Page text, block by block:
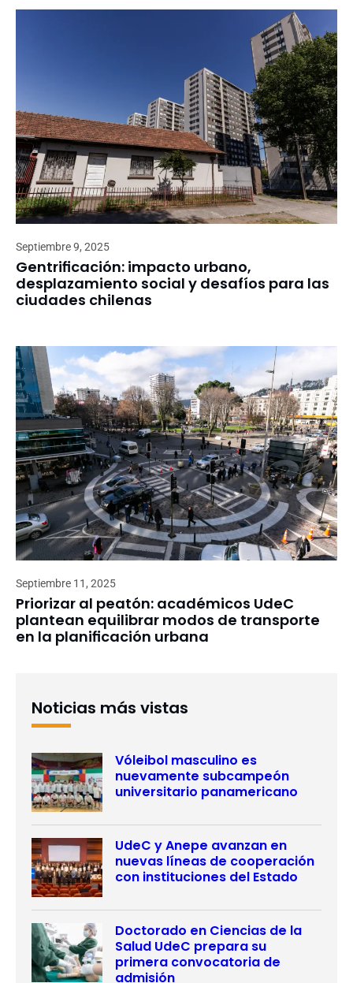
Septiembre 9, 2025
Gentrificación: impacto urbano,
desplazamiento social y desafíos para las
ciudades chilenas
Septiembre 11, 2025
Priorizar al peatón: académicos UdeC
plantean equilibrar modos de transporte
en la planificación urbana
Noticias más vistas
Vóleibol masculino es
nuevamente subcampeón
universitario panamericano
UdeC y Anepe avanzan en
nuevas líneas de cooperación
con instituciones del Estado
Doctorado en Ciencias de la
Salud UdeC prepara su
primera convocatoria de
admisión